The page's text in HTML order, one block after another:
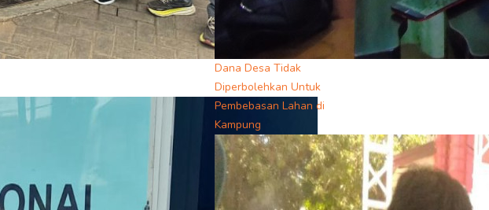
Dana Desa Tidak
Diperbolehkan Untuk
Pembebasan Lahan di
Kampung